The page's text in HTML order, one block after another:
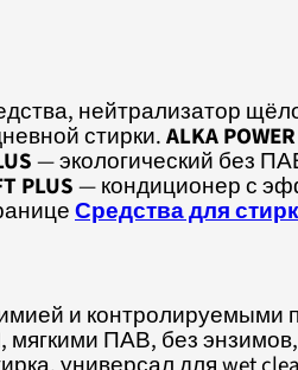
нейтрализатор
стирки.ALKA POWER
— экологический без
PLUS— кондиционер с
Средства для
и
ПАВ, без